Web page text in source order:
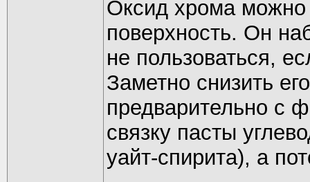
Оксид хрома можно
поверхность. Он
не пользоваться,
Заметно снизить
предварительно с
связку пасты
уайт-спирита), а